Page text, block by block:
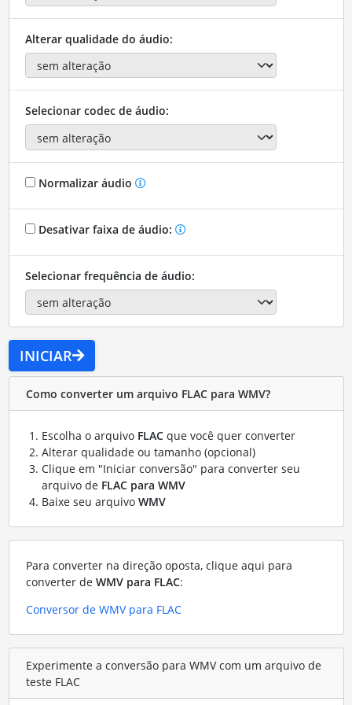
Alterar qualidade do áudio:
Selecionar codec de áudio:
Normalizar áudio
Desativar faixa de áudio:
Selecionar frequência de áudio:
INICIAR
Como converter um arquivo FLAC para WMV?
Escolha o arquivo FLACque você quer converter
Alterar qualidade ou tamanho (opcional)
Clique em "Iniciar conversão" para converter seu
arquivo de FLAC para WMV
Baixe seu arquivo WMV
Para converter na direção oposta, clique aqui para
converter de WMV para FLAC:
Conversor de WMV para FLAC
Experimente a conversão para WMV com um arquivo de
teste FLAC